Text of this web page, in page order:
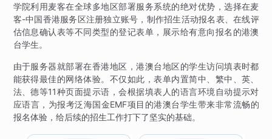
学院利用麦客在全球多地区部署服务系统的绝对优势，选择在麦
客-中国香港服务区注册独立账号，制作招生活动报名表、在线评
估信息确认表等不同类型的登记表单，展示给有意向报名的港澳
台学生。
由于服务器就部署在香港地区，港澳台地区的学生访问填表时都
能获得最佳的网络体验。不仅如此，表单内置简中、繁中、英、
法、德等11种页面提示语，会根据填表人的语言环境自动提示对
应语言，为报考泛海国金EMF项目的港澳台学生带来非常流畅的
报名体验，给后续的招生工作打下了坚实的基础。